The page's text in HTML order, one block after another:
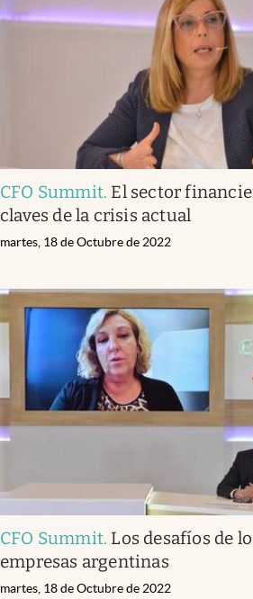
CFO Summit. El sector
claves de la crisis actual
martes, 18 de Octubre de 2022
CFO Summit. Los desafíos de
empresas argentinas
martes, 18 de Octubre de 2022